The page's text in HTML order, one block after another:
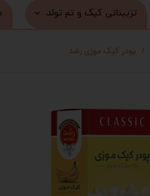
تزییناتی کیک و تم تولد
پودر کیک موزی رشد